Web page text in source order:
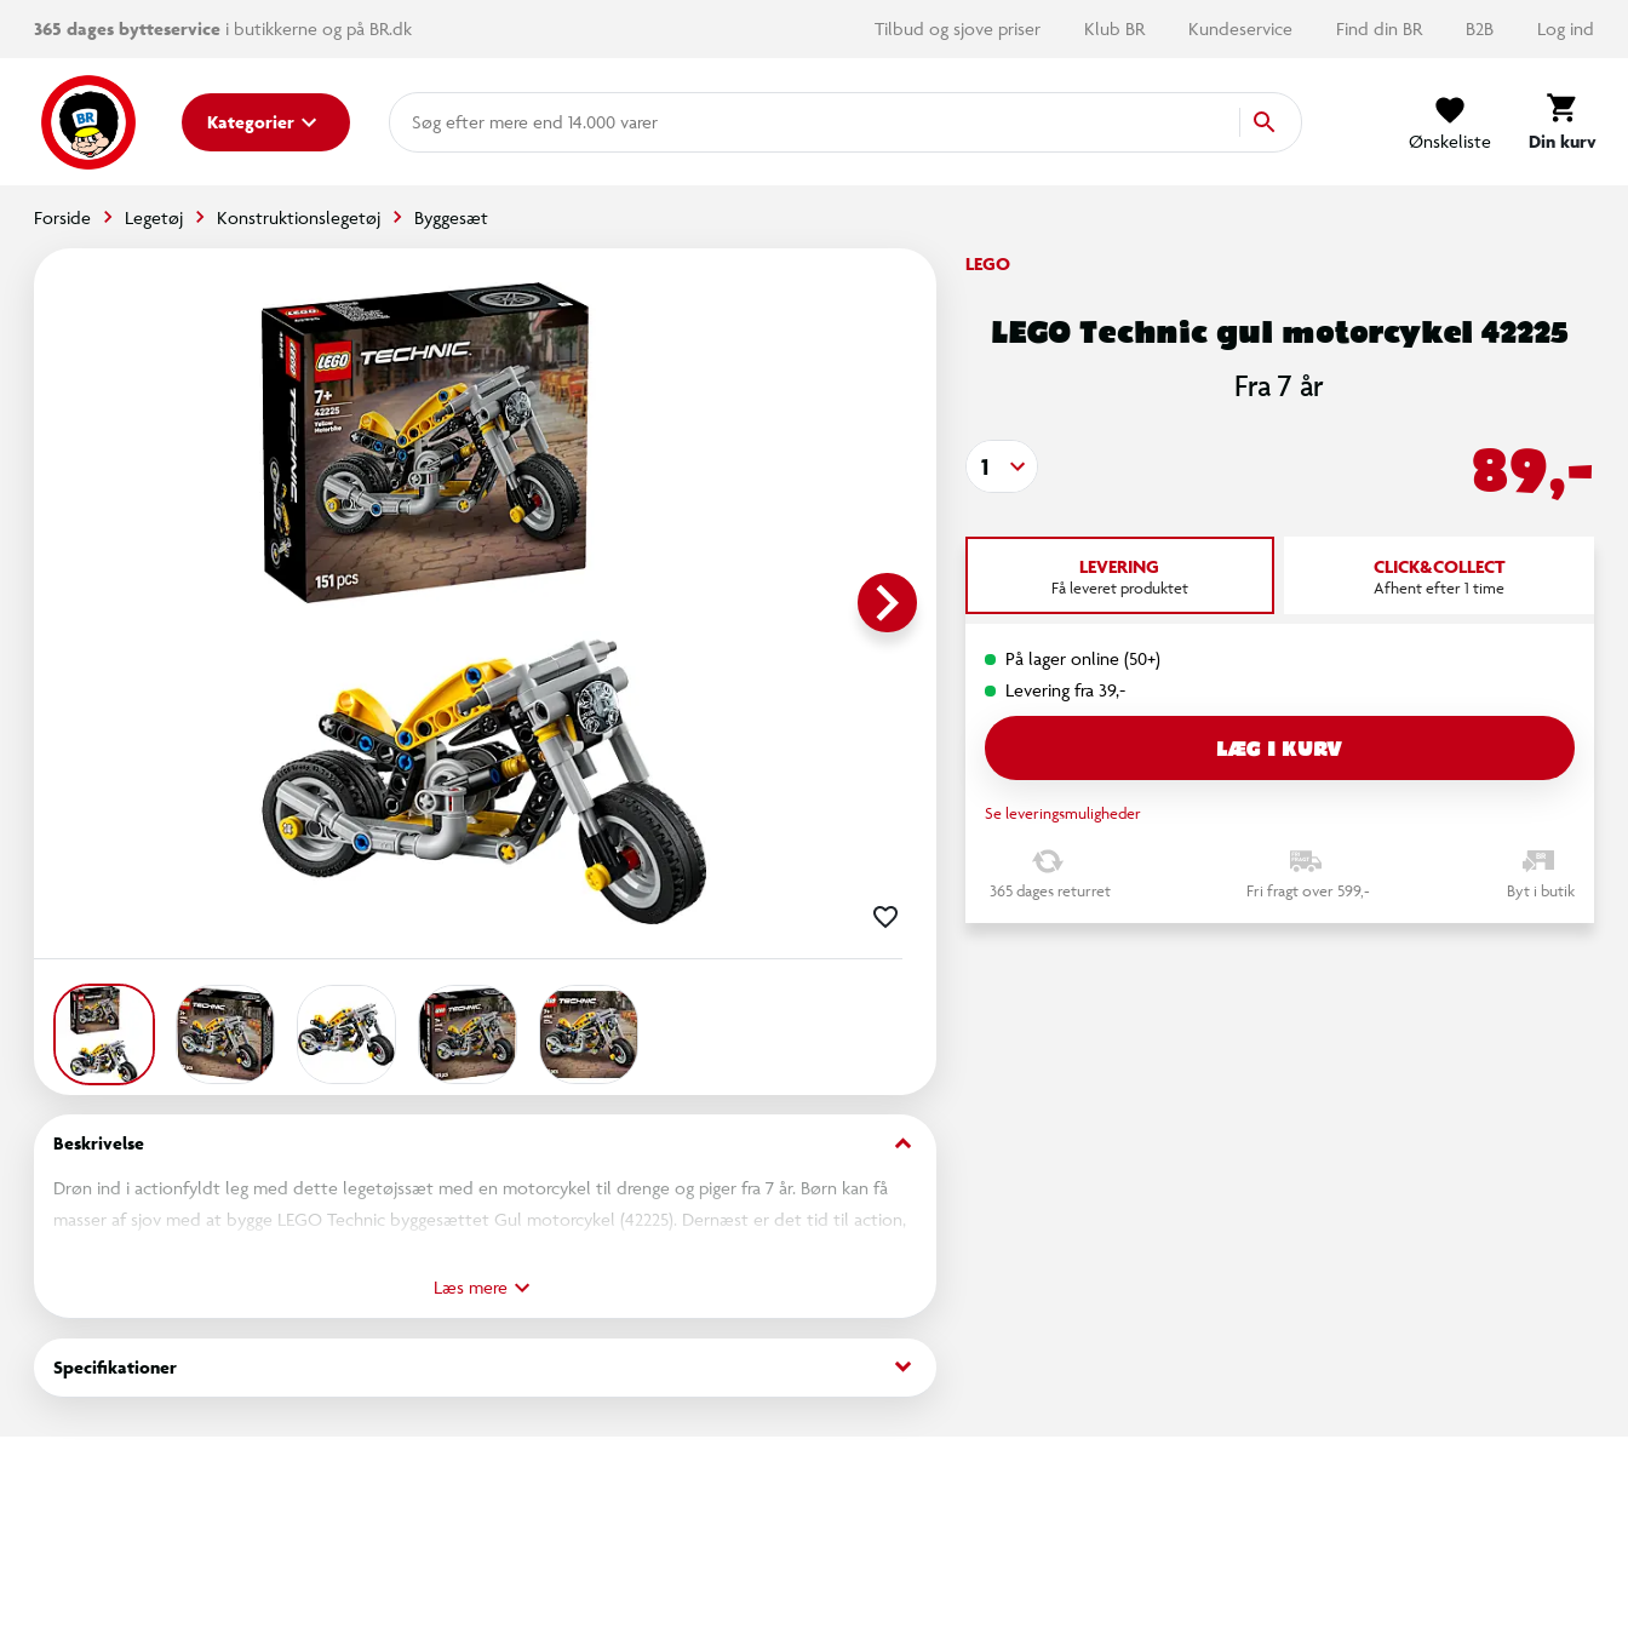
365 dages bytteservice i butikkerne og på BR.dk Tilbud og sjove priser Klub BR Kundeservice Find din BR B2B Log ind
Kategorier
mere end 14.000 varer
Ønskeliste
Din kurv
Forside Legetøj Konstruktionslegetøj Byggesæt
keyboard_arrow_right
Beskrivelse keyboard_arrow_down
Drøn ind i actionfyldt leg med dette legetøjssæt med en motorcykel til drenge og piger fra 7 år. Børn kan få
masser af sjov med at bygge LEGO Technic byggesættet Gul motorcykel (42225). Dernæst er det tid til action,
gaveidé til børn, der kan lide at bygge og lege med legetøjskøretøjer.
LEGO Technic sættet har realistiske bevægelser og mekanismer, der præsenterer unge LEGO byggere for et
teknisk univers på en imødekommende og realistisk måde. Børn kan bygge med selvtillid ved hjælp af LEGO
Læs mere
Specifikationer keyboard_arrow_down
LEGO
LEGO Technic gul motorcykel 42225
Fra 7 år
89,-
1
LEVERING
Få leveret produktet
CLICK&COLLECT
Afhent efter 1 time
På lager online (50+)
Levering fra 39,-
LÆG I KURV
Se leveringsmuligheder
365 dages returret Fri fragt over 599,- Byt i butik